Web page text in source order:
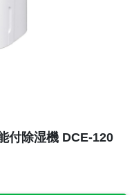
付除湿機 DCE-120